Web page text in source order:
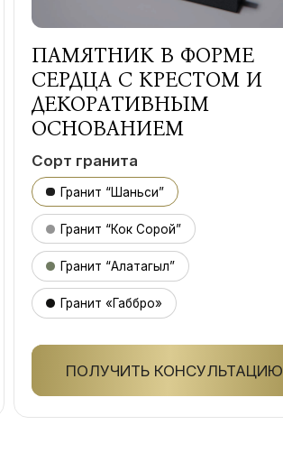
ПАМЯТНИК В ФОРМЕ
СЕРДЦА С КРЕСТОМ И
ДЕКОРАТИВНЫМ
ОСНОВАНИЕМ
Сорт гранита
Гранит “Шаньси”
Гранит “Кок Сорой”
Гранит “Алатагыл”
Гранит «Габбро»
ПОЛУЧИТЬ КОНСУЛЬТАЦИЮ